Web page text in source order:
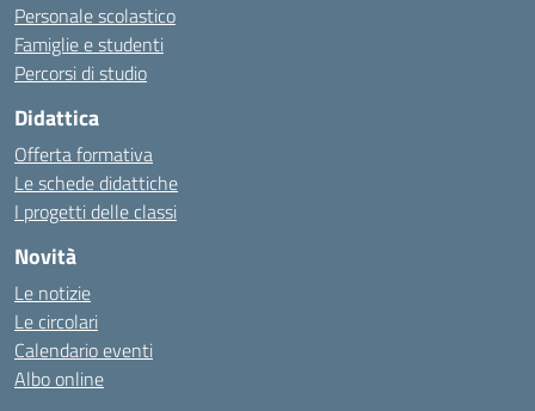
Personale scolastico
Famiglie e studenti
Percorsi di studio
Didattica
Offerta formativa
Le schede didattiche
I progetti delle classi
Novità
Le notizie
Le circolari
Calendario eventi
Albo online